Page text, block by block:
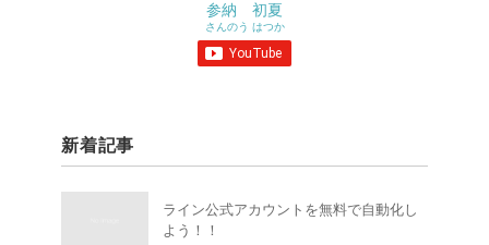
参納 初夏
さんのう はつか
新着記事
ライン公式アカウントを無料で自動化し
よう！！